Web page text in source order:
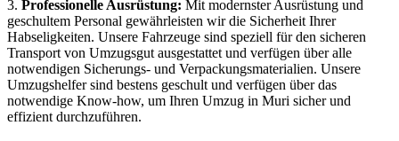
3. Professionelle Ausrüstung: Mit modernster Ausrüstung und
geschultem Personal gewährleisten wir die Sicherheit Ihrer
Habseligkeiten. Unsere Fahrzeuge sind speziell für den sicheren
Transport von Umzugsgut ausgestattet und verfügen über alle
notwendigen Sicherungs- und Verpackungsmaterialien. Unsere
Umzugshelfer sind bestens geschult und verfügen über das
notwendige Know-how, um Ihren Umzug in Muri sicher und
effizient durchzuführen.